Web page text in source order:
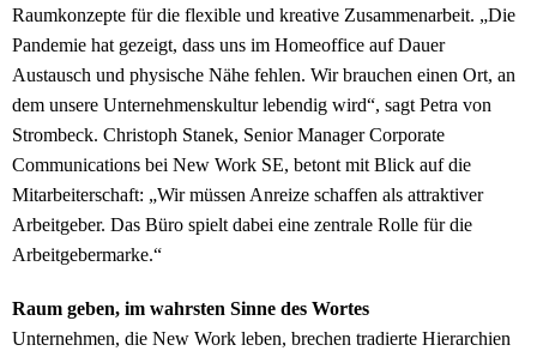
Raumkonzepte für die flexible und kreative Zusammenarbeit. „Die
Pandemie hat gezeigt, dass uns im Homeoffice auf Dauer
Austausch und physische Nähe fehlen. Wir brauchen einen Ort, an
dem unsere Unternehmenskultur lebendig wird“, sagt Petra von
Strombeck. Christoph Stanek, Senior Manager Corporate
Communications bei New Work SE, betont mit Blick auf die
Mitarbeiterschaft: „Wir müssen Anreize schaffen als attraktiver
Arbeitgeber. Das Büro spielt dabei eine zentrale Rolle für die
Arbeitgebermarke.“
Raum geben, im wahrsten Sinne des Wortes
Unternehmen, die New Work leben, brechen tradierte Hierarchien